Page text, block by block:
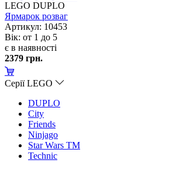
LEGO DUPLO
Ярмарок розва
Артикул: 10453
ік: от 1 до 5
є в наявності
2379 грн.
Серії LEGO
DUPLO
City
Friends
Ninjago
Star Wars TM
Technic